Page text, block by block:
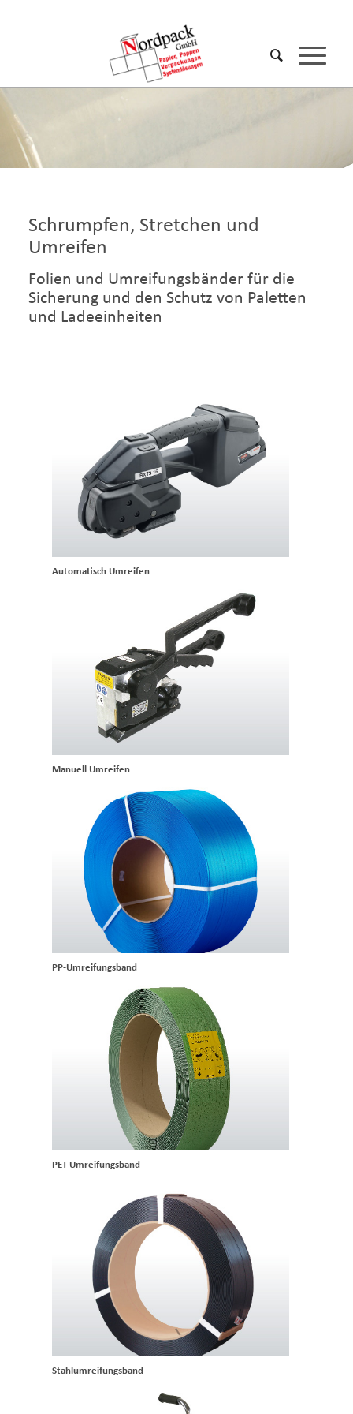
Schrumpfen, Stretchen und
Umreifen
Folien und Umreifungsbänder für die
Sicherung und den Schutz von Paletten
und Ladeeinheiten
Automatisch Umreifen
Manuell Umreifen
PP-Umreifungsband
PET-Umreifungsband
Stahlumreifungsband